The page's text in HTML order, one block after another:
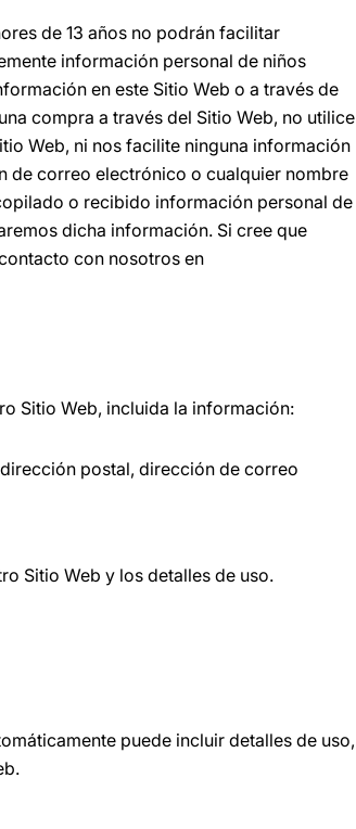
de 13 años no podrán facilitar
información personal de niños
en este Sitio Web o a través de
compra a través del Sitio Web, no utilice
Web, ni nos facilite ninguna información
de correo electrónico o cualquier nombre
o recibido información personal de
dicha información. Si cree que
con nosotros en
Sitio Web, incluida la información:
postal, dirección de correo
Sitio Web y los detalles de uso.
puede incluir detalles de uso,